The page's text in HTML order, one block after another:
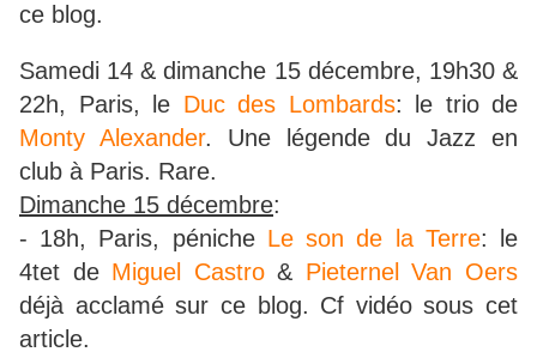
ce blog.
Samedi 14 & dimanche 15 décembre, 19h30 &
22h, Paris, le Duc des Lombards: le trio de
Monty Alexander. Une légende du Jazz en
club à Paris. Rare.
Dimanche 15 décembre:
- 18h, Paris, péniche Le son de la Terre: le
4tet de Miguel Castro& Pieternel Van Oers
déjà acclamé sur ce blog. Cf vidéo sous cet
article.